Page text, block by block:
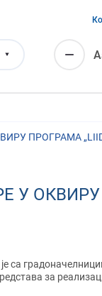
ПРОГРАМА
У
са
за